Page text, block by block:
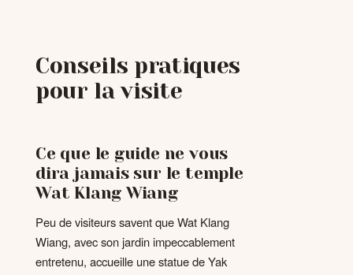
Conseils pratiques
pour la visite
Ce que le guide ne vous
dira jamais sur le temple
Wat Klang Wiang
Peu de visiteurs savent que Wat Klang
Wiang, avec son jardin impeccablement
entretenu, accueille une statue de Yak